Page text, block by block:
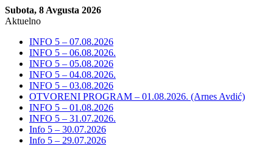
Subota, 8 Avgusta 2026
Aktuelno
INFO 5 – 07.08.2026
INFO 5 – 06.08.2026.
INFO 5 – 05.08.2026
INFO 5 – 04.08.2026.
INFO 5 – 03.08.2026
OTVORENI PROGRAM – 01.08.2026. (Arnes Avdić)
INFO 5 – 01.08.2026
INFO 5 – 31.07.2026.
Info 5 – 30.07.2026
Info 5 – 29.07.2026